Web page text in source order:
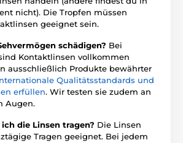
nicht). Die Tropfen müssen
geeignet sein.
schädigen? Bei
Kontaktlinsen vollkommen
ausschließlich Produkte bewährter
Qualitätsstandards und
erfüllen. Wir testen sie zudem an
Augen.
die Linsen tragen? Die Linsen
Tragen geeignet. Bei jedem